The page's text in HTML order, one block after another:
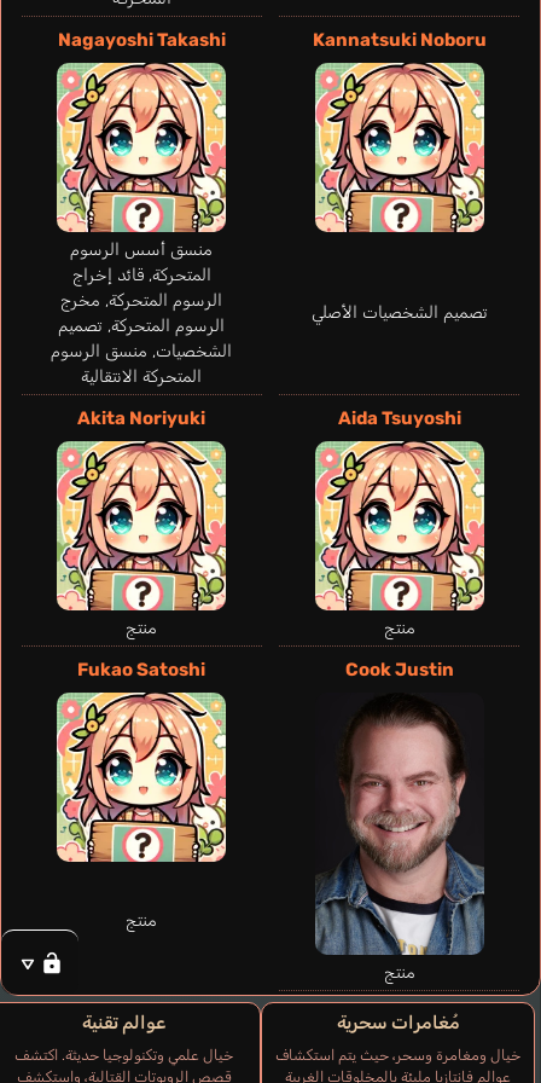
Kannatsuki Noboru
تصميم الشخصيات الأصلي
Nagayoshi Takashi
منسق أسس الرسوم
المتحركة, قائد إخراج
الرسوم المتحركة, مخرج
الرسوم المتحركة, تصميم
الشخصيات, منسق الرسوم
المتحركة الانتقالية
Aida Tsuyoshi
منتج
Akita Noriyuki
منتج
Cook Justin
منتج
Fukao Satoshi
منتج
Goblin Slayer
Hawkins
إنجليزي
Gimenez
Pascal
فرنسي
Viola Federico
del Río Ángel
إسباني
Roman
ألماني
Lizardman
Sugita Tomokazu
مُغامرات سحرية
خيال ومغامرة وسحر، حيث يتم استكشاف
عوالم فانتازيا مليئة بالمخلوقات الغريبة
عوالم تقنية
خيال علمي وتكنولوجيا حديثة. اكتشف
قصص الروبوتات القتالية، واستكشف